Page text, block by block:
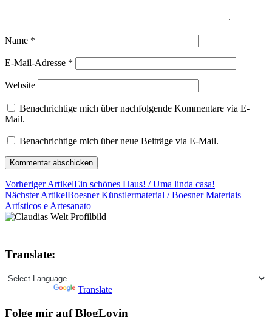
Name *
E-Mail-Adresse *
Website
Benachrichtige mich über nachfolgende Kommentare via E-
Mail.
Benachrichtige mich über neue Beiträge via E-Mail.
Vorheriger ArtikelEin schönes Haus! / Uma linda casa!
Nächster ArtikelBoesner Künstlermaterial / Boesner Materiais
Artísticos e Artesanato
Translate:
Translate
Folge mir auf BlogLovin